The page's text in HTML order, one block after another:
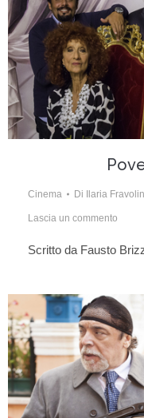
Cinema Di Ilaria
Lascia un commento
Scritto da Fausto